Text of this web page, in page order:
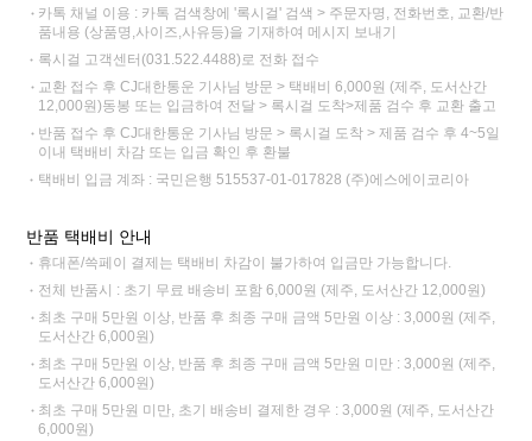
카톡 채널 이용 : 카톡 검색창에 '록시걸' 검색 > 주문자명, 전화번호, 교환/반
품내용 (상품명,사이즈,사유등)을 기재하여 메시지 보내기
록시걸 고객센터(031.522.4488)로 전화 접수
교환 접수 후 CJ대한통운 기사님 방문 > 택배비 6,000원 (제주, 도서산간
12,000원)동봉 또는 입금하여 전달 > 록시걸 도착>제품 검수 후 교환 출고
반품 접수 후 CJ대한통운 기사님 방문 > 록시걸 도착 > 제품 검수 후 4~5일
이내 택배비 차감 또는 입금 확인 후 환불
택배비 입금 계좌 : 국민은행 515537-01-017828 (주)에스에이코리아
반품 택배비 안내
휴대폰/쓱페이 결제는 택배비 차감이 불가하여 입금만 가능합니다.
전체 반품시 : 초기 무료 배송비 포함 6,000원 (제주, 도서산간 12,000원)
최초 구매 5만원 이상, 반품 후 최종 구매 금액 5만원 이상 : 3,000원 (제주,
도서산간 6,000원)
최초 구매 5만원 이상, 반품 후 최종 구매 금액 5만원 미만 : 3,000원 (제주,
도서산간 6,000원)
최초 구매 5만원 미만, 초기 배송비 결제한 경우 : 3,000원 (제주, 도서산간
6,000원)